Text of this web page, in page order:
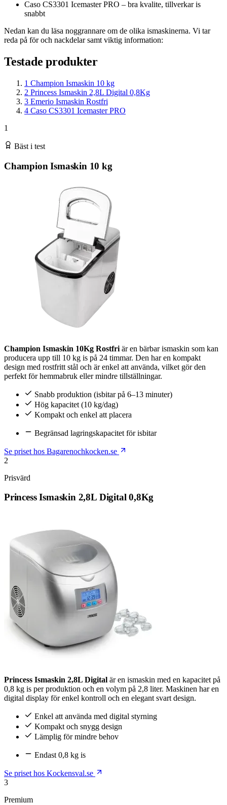
Caso CS3301 Icemaster PRO – bra kvalite, tillverkar is
snabbt
Nedan kan du läsa noggrannare om de olika ismaskinerna. Vi tar
reda på för och nackdelar samt viktig information:
Testade produkter
1 Champion Ismaskin 10 kg
2 Princess Ismaskin 2,8L Digital 0,8Kg
3 Emerio Ismaskin Rostfri
4 Caso CS3301 Icemaster PRO
1
Bäst i test
Champion Ismaskin 10 kg
Champion Ismaskin 10Kg Rostfri är en bärbar ismaskin som kan
producera upp till 10 kg is på 24 timmar. Den har en kompakt
design med rostfritt stål och är enkel att använda, vilket gör den
perfekt för hemmabruk eller mindre tillställningar.
Snabb produktion (isbitar på 6–13 minuter)
Hög kapacitet (10 kg/dag)
Kompakt och enkel att placera
Begränsad lagringskapacitet för isbitar
Se priset hos Bagarenochkocken.se
2
Prisvärd
Princess Ismaskin 2,8L Digital 0,8Kg
Princess Ismaskin 2,8L Digital är en ismaskin med en kapacitet på
0,8 kg is per produktion och en volym på 2,8 liter. Maskinen har en
digital display för enkel kontroll och en elegant svart design.
Enkel att använda med digital styrning
Kompakt och snygg design
Lämplig för mindre behov
Endast 0,8 kg is
Se priset hos Kockensval.se
3
Premium